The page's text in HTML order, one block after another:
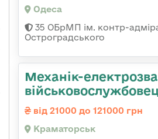
Одеса
35 ОБрМП ім. контр-
Остроградського
Механік-
від 21000 до 121000 грн
Краматорськ